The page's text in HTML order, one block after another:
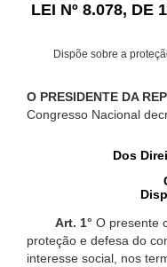
LEI Nº 8.078, DE
Dispõe sobre a
O PRESIDENTE DA
Congresso Nacional
Dos
Art. 1° O presente
proteção e defesa do
interesse social, nos